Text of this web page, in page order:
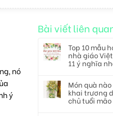
nó
ý
Bài viết liên
Top 10 mẫu
nhà giáo
11 ý nghĩa
Món quà
khai trương
chủ tuổi mão